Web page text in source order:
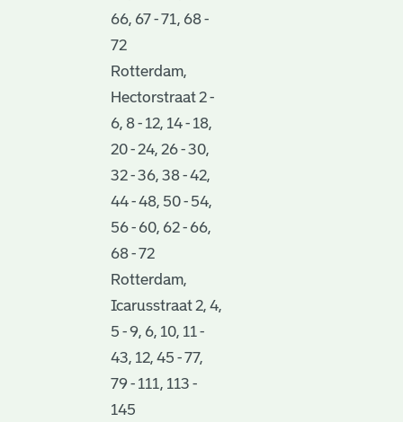
66, 67 - 71, 68 -
72
Rotterdam,
Hectorstraat 2 -
6, 8 - 12, 14 - 18,
20 - 24, 26 - 30,
32 - 36, 38 - 42,
44 - 48, 50 - 54,
56 - 60, 62 - 66,
68 - 72
Rotterdam,
Icarusstraat 2, 4,
5 - 9, 6, 10, 11 -
43, 12, 45 - 77,
79 - 111, 113 -
145